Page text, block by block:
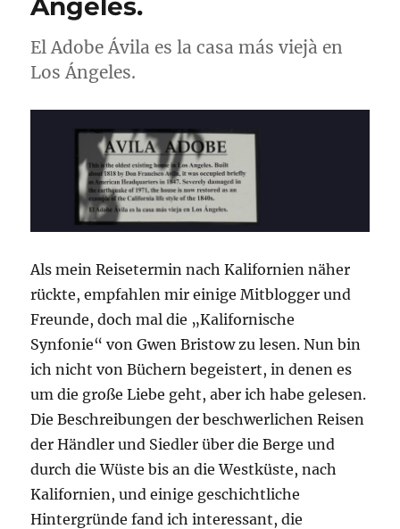
Angeles.
El Adobe Ávila es la casa más viejà en
Los Ángeles.
Als mein Reisetermin nach Kalifornien näher
rückte, empfahlen mir einige Mitblogger und
Freunde, doch mal die „Kalifornische
Synfonie“ von Gwen Bristow zu lesen. Nun bin
ich nicht von Büchern begeistert, in denen es
um die große Liebe geht, aber ich habe gelesen.
Die Beschreibungen der beschwerlichen Reisen
der Händler und Siedler über die Berge und
durch die Wüste bis an die Westküste, nach
Kalifornien, und einige geschichtliche
Hintergründe fand ich interessant, die